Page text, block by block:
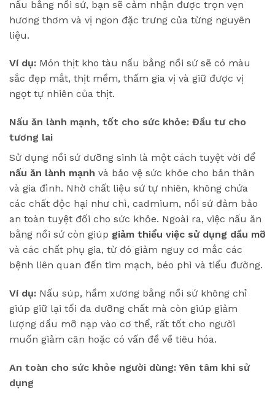
nấu bằng nồi sứ, bạn sẽ cảm nhận được trọn vẹn
hương thơm và vị ngon đặc trưng của từng nguyên
liệu.
Ví dụ: Món thịt kho tàu nấu bằng nồi sứ sẽ có màu
sắc đẹp mắt, thịt mềm, thấm gia vị và giữ được vị
ngọt tự nhiên của thịt.
Nấu ăn lành mạnh, tốt cho sức khỏe: Đầu tư cho
tương lai
Sử dụng nồi sứ dưỡng sinh là một cách tuyệt vời để
nấu ăn lành mạnh và bảo vệ sức khỏe cho bản thân
và gia đình. Nhờ chất liệu sứ tự nhiên, không chứa
các chất độc hại như chì, cadmium, nồi sứ đảm bảo
an toàn tuyệt đối cho sức khỏe. Ngoài ra, việc nấu ăn
bằng nồi sứ còn giúp giảm thiểu việc sử dụng dầu mỡ
và các chất phụ gia, từ đó giảm nguy cơ mắc các
bệnh liên quan đến tim mạch, béo phì và tiểu đường.
Ví dụ: Nấu súp, hầm xương bằng nồi sứ không chỉ
giúp giữ lại tối đa dưỡng chất mà còn giúp giảm
lượng dầu mỡ nạp vào cơ thể, rất tốt cho người
muốn giảm cân hoặc có vấn đề về tiêu hóa.
An toàn cho sức khỏe người dùng: Yên tâm khi sử
dụng